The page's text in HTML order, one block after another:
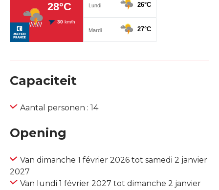
Capaciteit
Aantal personen : 14
Opening
Van dimanche 1 février 2026 tot samedi 2 janvier
2027
Van lundi 1 février 2027 tot dimanche 2 janvier